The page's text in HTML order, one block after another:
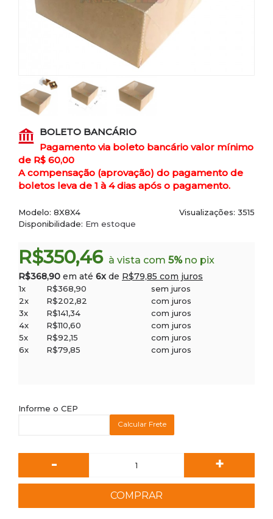
BOLETO BANCÁRIO
Pagamento via boleto bancário valor mínimo
de R$ 60,00
A compensação (aprovação) do pagamento de
boletos leva de 1 à 4 dias após o pagamento.
Visualizações: 3515
Modelo: 8X8X4
Disponibilidade: Em estoque
R$350,46 à vista com 5%no pix
R$368,90 em até 6x de R$79,85 com juros
1x R$368,90
sem juros
2x
R$202,82
com juros
3x
R$141,34
com juros
4x
R$110,60
com juros
5x
R$92,15
com juros
6x
R$79,85 com juros
Informe o CEP
Calcular Frete
- +
COMPRAR